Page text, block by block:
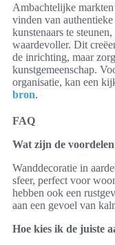
Ambachtelijke
vinden van
kunstenaars te
waardevoller. Dit
de inrichting, maar
kunstgemeenschap.
organisatie, kan een
bron.
FAQ
Wat zijn de
Wanddecoratie in
sfeer, perfect voor
hebben ook een
aan een gevoel van
Hoe kies ik de juiste